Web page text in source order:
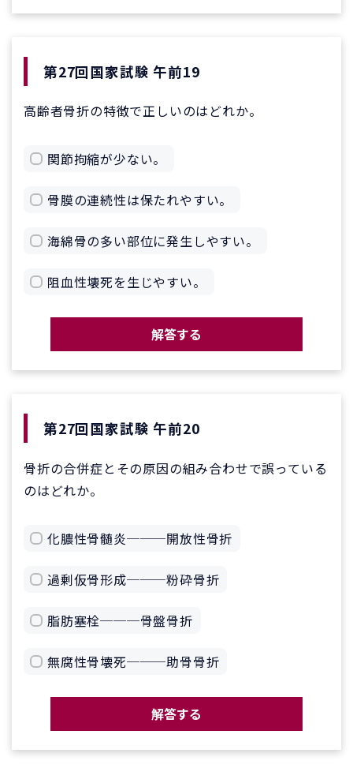
第27回国家試験 午前19
高齢者骨折の特徴で正しいのはどれか。
関節拘縮が少ない。
骨膜の連続性は保たれやすい。
海綿骨の多い部位に発生しやすい。
阻血性壊死を生じやすい。
解答する
第27回国家試験 午前20
骨折の合併症とその原因の組み合わせで誤っている
のはどれか。
化膿性骨髄炎───開放性骨折
過剰仮骨形成───粉砕骨折
脂肪塞栓───骨盤骨折
無腐性骨壊死───助骨骨折
解答する